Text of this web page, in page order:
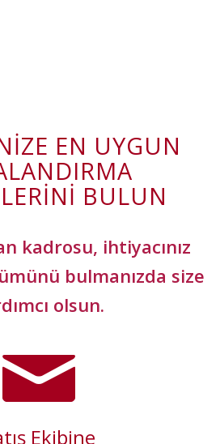
EN UYGUN
BULUN
kadrosu, ihtiyacınız
bulmanızda size
olsun.
Ekibine